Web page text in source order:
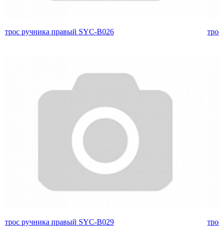
трос ручника правый SYC-B026
трос ручника правый SYC-B029